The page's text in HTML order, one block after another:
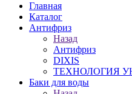
Главная
Каталог
Антифриз
Назад
Антифриз
DIXIS
ТЕХНОЛОГИЯ
Баки для воды